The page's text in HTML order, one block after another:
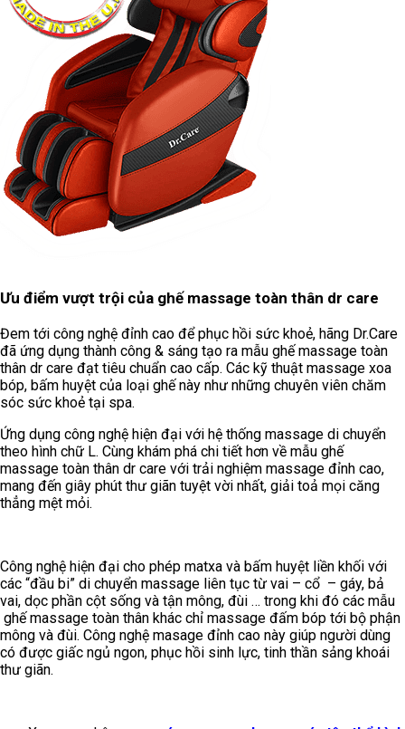
Ưu điểm vượt trội của ghế massage toàn thân dr care
Đem tới công nghệ đỉnh cao để phục hồi sức khoẻ, hãng Dr.Care
đã ứng dụng thành công & sáng tạo ra mẫu ghế massage toàn
thân dr care đạt tiêu chuẩn cao cấp. Các kỹ thuật massage xoa
bóp, bấm huyệt của loại ghế này như những chuyên viên chăm
sóc sức khoẻ tại spa.
Ứng dụng công nghệ hiện đại với hệ thống massage di chuyển
theo hình chữ L. Cùng khám phá chi tiết hơn về mẫu ghế
massage toàn thân dr care với trải nghiệm massage đỉnh cao,
mang đến giây phút thư giãn tuyệt vời nhất, giải toả mọi căng
thẳng mệt mỏi.
Công nghệ hiện đại cho phép matxa và bấm huyệt liền khối với
các “đầu bi” di chuyển massage liên tục từ vai – cổ – gáy, bả
vai, dọc phần cột sống và tận mông, đùi … trong khi đó các mẫu
ghế massage toàn thân khác chỉ massage đấm bóp tới bộ phận
mông và đùi. Công nghệ masage đỉnh cao này giúp người dùng
có được giấc ngủ ngon, phục hồi sinh lực, tinh thần sảng khoái
thư giãn.